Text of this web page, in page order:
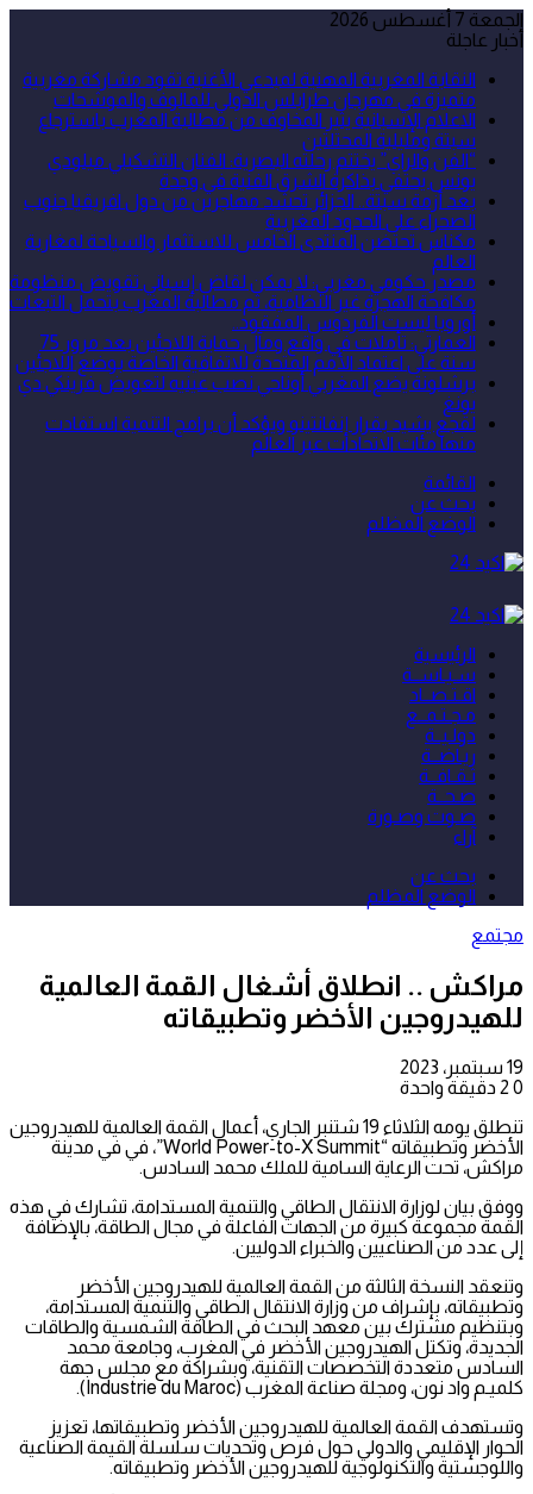
الجمعة 7 أغسطس 2026
أخبار عاجلة
النقابة المغربية المهنية لمبدعي الأغنية تقود مشاركة مغربية
متميزة في مهرجان طرابلس الدولي للمالوف والموشحات
الاعلام الإسبانية يثير المخاوف من مطالبة المغرب باسترجاع
سبتة ومليلية المحتلتين
“الفن والراي” يختتم رحلته البصرية: الفنان التشكيلي ميلودي
يونس يحتفي بذاكرة الشرق الفنية في وجدة
بعد أزمة سبتة.. الجزائر تحشد مهاجرين من دول افريقيا جنوب
الصحراء على الحدود المغربية
مكناس تحتضن المنتدى الخامس للاستثمار والسياحة لمغاربة
العالم
مصدر حكومي مغربي: لا يمكن لقاض إسباني تقويض منظومة
مكافحة الهجرة غير النظامية، ثم مطالبة المغرب بتحمل التبعات
أوروبا ليست الفردوس المفقود..
العمارتي: تأملات في واقع ومآل حماية اللاجئين بعد مرور 75
سنة على اعتماد الأمم المتحدة للاتفاقية الخاصة بوضع اللاجئين
برشلونة يضع المغربي أوناحي نصب عينيه لتعويض فرينكي دي
يونغ
لقجع يشيد بقرار إنفانتينو ويؤكد أن برامج التنمية استفادت
منها مئات الاتحادات عبر العالم
القائمة
بحث عن
الوضع المظلم
الرئيسية
سـيـاســة
اقـتـصــاد
مـجـتـمــع
دولـيــة
ريـاضــة
ثـقـافــة
صـحــة
صـوت وصـورة
آراء
بحث عن
الوضع المظلم
مجتمع
مراكش .. انطلاق أشغال القمة العالمية
للهيدروجين الأخضر وتطبيقاته
19 سبتمبر، 2023
0
دقيقة واحدة
تنطلق يومه الثلاثاء 19 شتنبر الجاري، أعمال القمة العالمية للهيدروجين
الأخضر وتطبيقاته “World Power-to-X Summit”، في في مدينة
مراكش، تحت الرعاية السامية للملك محمد السادس.
ووفق بيان لوزارة الانتقال الطاقي والتنمية المستدامة، تشارك في هذه
القمة مجموعة كبيرة من الجهات الفاعلة في مجال الطاقة، بالإضافة
إلى عدد من الصناعيين والخبراء الدوليين.
وتنعقد النسخة الثالثة من القمة العالمية للهيدروجين الأخضر
وتطبيقاته، بإشراف من وزارة الانتقال الطاقي والتنمية المستدامة،
وبتنظيم مشترك بين معهد البحث في الطاقة الشمسية والطاقات
الجديدة، وتكتل الهيدروجين الأخضر في المغرب، وجامعة محمد
السادس متعددة التخصصات التقنية، وبشراكة مع مجلس جهة
كلميـم واد نون، ومجلة صناعة المغرب (Industrie du Maroc).
وتستهدف القمة العالمية للهيدروجين الأخضر وتطبيقاتها، تعزيز
الحوار الإقليمي والدولي حول فرص وتحديات سلسلة القيمة الصناعية
واللوجستية والتكنولوجية للهيدروجين الأخضر وتطبيقاته.